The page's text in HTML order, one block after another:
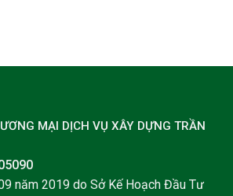
MẠI DỊCH VỤ XÂY DỰNG TRẦN
năm 2019 do Sở Kế Hoạch Đầu Tư